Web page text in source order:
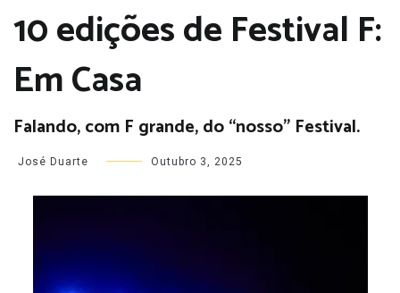
10 edições de Festival F:
Em Casa
Falando, com F grande, do “nosso” Festival.
José Duarte Outubro 3, 2025